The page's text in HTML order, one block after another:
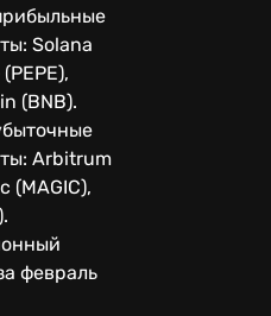
Solana
(BNB).
Arbitrum
(MAGIC),
февраль